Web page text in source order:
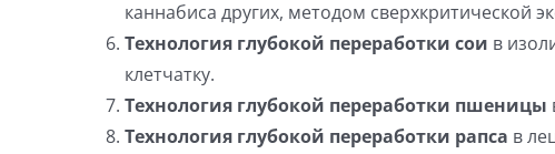
каннабиса других, методом сверхкритической
Технология глубокой переработки сои в
клетчатку.
Технология глубокой переработки пшеницы
Технология глубокой переработки рапса в